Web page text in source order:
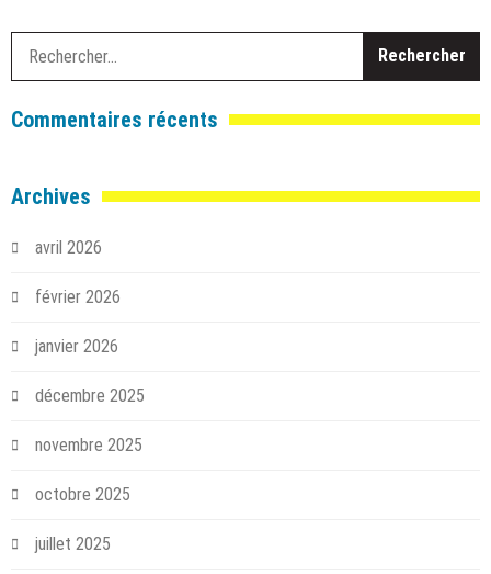
Commentaires récents
Archives
avril 2026
février 2026
janvier 2026
décembre 2025
novembre 2025
octobre 2025
juillet 2025